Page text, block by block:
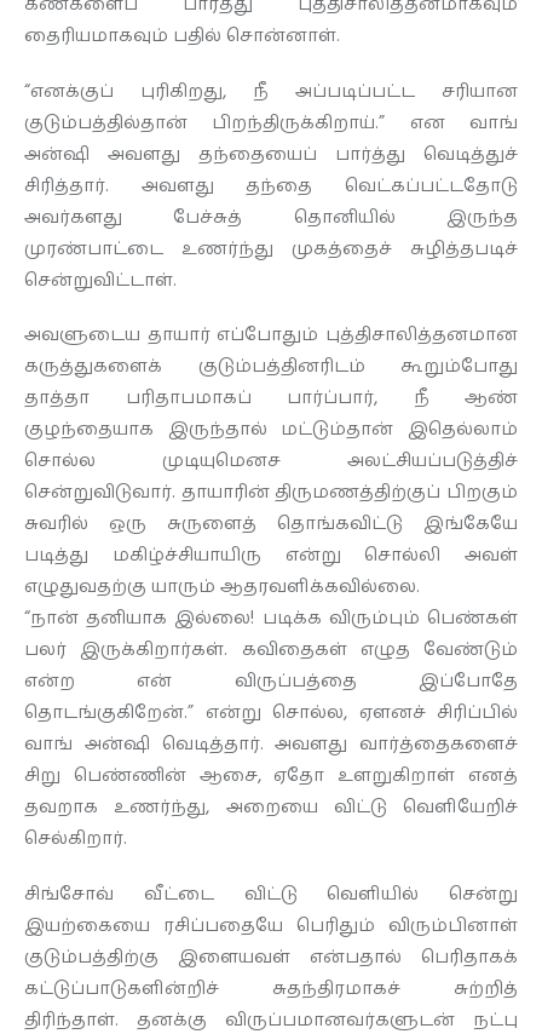
தைரியமாகவும் பதில் சொன்னாள்.
“எனக்குப் புரிகிறது, நீ அப்படிப்பட்ட சரியான
குடும்பத்தில்தான் பிறந்திருக்கிறாய்.” என வாங்
அன்ஷி அவளது தந்தையைப் பார்த்து வெடித்துச்
சிரித்தார். அவளது தந்தை வெட்கப்பட்டதோடு
அவர்களது பேச்சுத் தொனியில் இருந்த
முரண்பாட்டை உணர்ந்து முகத்தைச் சுழித்தபடிச்
சென்றுவிட்டாள்.
அவளுடைய தாயார் எப்போதும் புத்திசாலித்தனமான
கருத்துகளைக் குடும்பத்தினரிடம் கூறும்போது
தாத்தா பரிதாபமாகப் பார்ப்பார், நீ ஆண்
குழந்தையாக இருந்தால் மட்டும்தான் இதெல்லாம்
சொல்ல முடியுமெனச அலட்சியப்படுத்திச்
சென்றுவிடுவார். தாயாரின் திருமணத்திற்குப் பிறகும்
சுவரில் ஒரு சுருளைத் தொங்கவிட்டு இங்கேயே
படித்து மகிழ்ச்சியாயிரு என்று சொல்லி அவள்
எழுதுவதற்கு யாரும் ஆதரவளிக்கவில்லை.
“நான் தனியாக இல்லை! படிக்க விரும்பும் பெண்கள்
பலர் இருக்கிறார்கள். கவிதைகள் எழுத வேண்டும்
என்ற என் விருப்பத்தை இப்போதே
தொடங்குகிறேன்.” என்று சொல்ல, ஏளனச் சிரிப்பில்
வாங் அன்ஷி வெடித்தார். அவளது வார்த்தைகளைச்
சிறு பெண்ணின் ஆசை, ஏதோ உளறுகிறாள் எனத்
தவறாக உணர்ந்து, அறையை விட்டு வெளியேறிச்
செல்கிறார்.
சிங்சோவ் வீட்டை விட்டு வெளியில் சென்று
இயற்கையை ரசிப்பதையே பெரிதும் விரும்பினாள்
குடும்பத்திற்கு இளையவள் என்பதால் பெரிதாகக்
கட்டுப்பாடுகளின்றிச் சுதந்திரமாகச் சுற்றித்
திரிந்தாள். தனக்கு விருப்பமானவர்களுடன் நட்பு